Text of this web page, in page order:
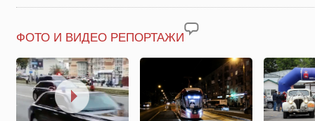
ФОТО И ВИДЕО РЕПОРТАЖИ